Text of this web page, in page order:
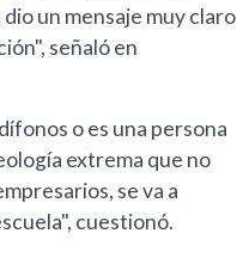
un mensaje muy claro
señaló en
o es una persona
extrema que no
se va a
cuestionó.